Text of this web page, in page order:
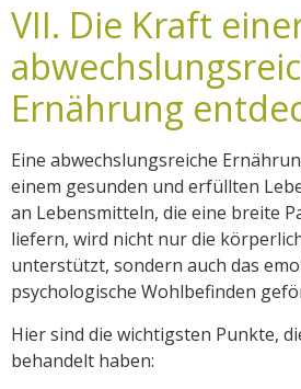
VII. Die Kraft
Ernährung
Eine abwechslungsreiche
einem gesunden und erfüllten
an Lebensmitteln, die eine breite
liefern, wird nicht nur die
unterstützt, sondern auch das
psychologische Wohlbefinden
Hier sind die wichtigsten Punkte,
behandelt haben: